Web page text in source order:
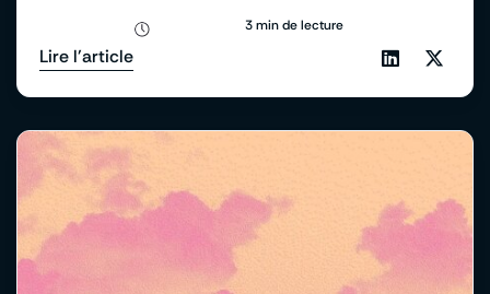
3 min de lecture
Lire l'article